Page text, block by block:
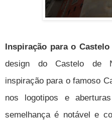
Inspiração para o
design do Castelo de
inspiração para o famoso
nos logotipos e
semelhança é notável e